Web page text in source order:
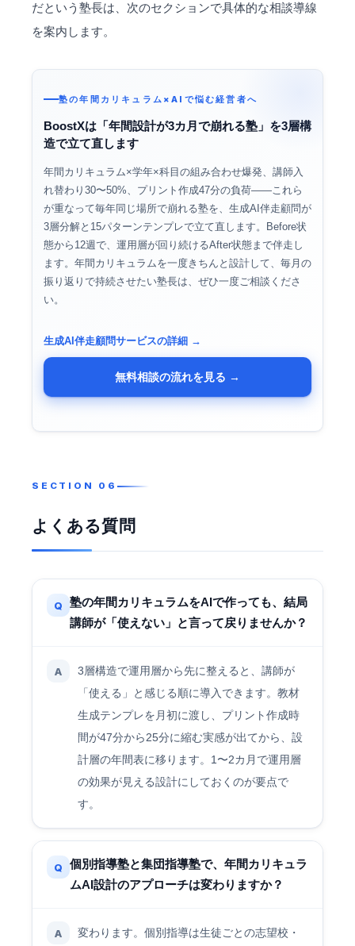
だという塾長は、次のセクションで具体的な相談導線
を案内します。
塾の年間カリキュラム×AIで悩む経営者へ
BoostXは「年間設計が3カ月で崩れる塾」を3層構
造で立て直します
年間カリキュラム×学年×科目の組み合わせ爆発、講師入
れ替わり30〜50%、プリント作成47分の負荷――これら
が重なって毎年同じ場所で崩れる塾を、生成AI伴走顧問が
3層分解と15パターンテンプレで立て直します。Before状
態から12週で、運用層が回り続けるAfter状態まで伴走し
ます。年間カリキュラムを一度きちんと設計して、毎月の
振り返りで持続させたい塾長は、ぜひ一度ご相談くださ
い。
生成AI伴走顧問サービスの詳細 →
無料相談の流れを見る →
よくある質問
Q
塾の年間カリキュラムをAIで作っても、結局
講師が「使えない」と言って戻りませんか？
A
3層構造で運用層から先に整えると、講師が
「使える」と感じる順に導入できます。教材
生成テンプレを月初に渡し、プリント作成時
間が47分から25分に縮む実感が出てから、設
計層の年間表に移ります。1〜2カ月で運用層
の効果が見える設計にしておくのが要点で
す。
Q
個別指導塾と集団指導塾で、年間カリキュラ
ムAI設計のアプローチは変わりますか？
A 変わります。個別指導は生徒ごとの志望校・